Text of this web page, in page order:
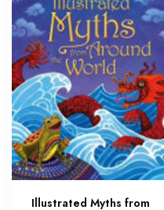
Illustrated Myths from